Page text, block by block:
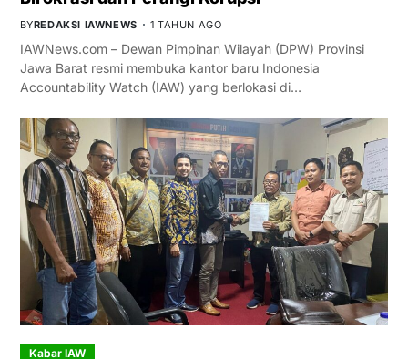
BYREDAKSI IAWNEWS 1 TAHUN AGO
IAWNews.com – Dewan Pimpinan Wilayah (DPW) Provinsi
Jawa Barat resmi membuka kantor baru Indonesia
Accountability Watch (IAW) yang berlokasi di…
Kabar IAW